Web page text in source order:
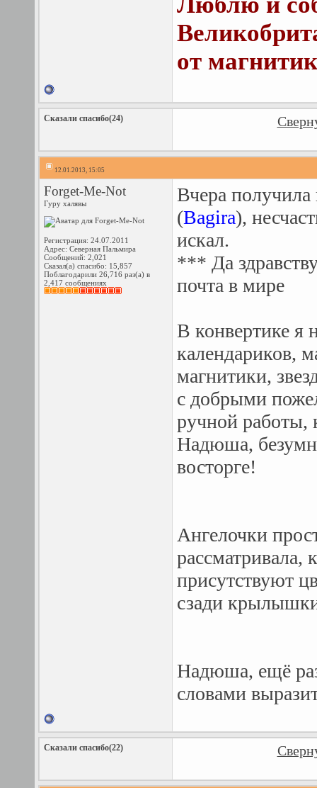
от
Сказали спасибо(24)
12.01.2013, 15:05
Forget-Me-Nоt
Гуру халявы
Регистрация: 24.07.2011
Адрес: Северная Пальмира
Сообщений: 2,021
Сказал(а) спасибо: 15,857
Поблагодарили 26,716 раз(а) в
2,417 сообщениях
Вчера
(Bagira),
искал.
*** Да
почта в мире
В конвертике я
календариков,
магнитики,
с добрыми
ручной работы,
Надюша,
восторге!
Ангелочки
присутствуют
сзади
Надюша, ещё
словами
Сказали спасибо(22)